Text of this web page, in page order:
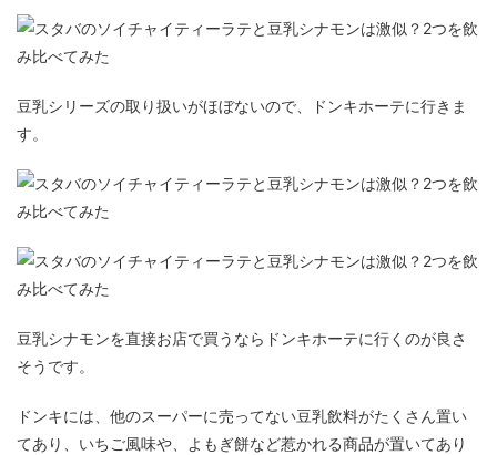
豆乳シリーズの取り扱いがほぼないので、ドンキホーテに行きま
す。
豆乳シナモンを直接お店で買うならドンキホーテに行くのが良さ
そうです。
ドンキには、他のスーパーに売ってない豆乳飲料がたくさん置い
てあり、いちご風味や、よもぎ餅など惹かれる商品が置いてあり